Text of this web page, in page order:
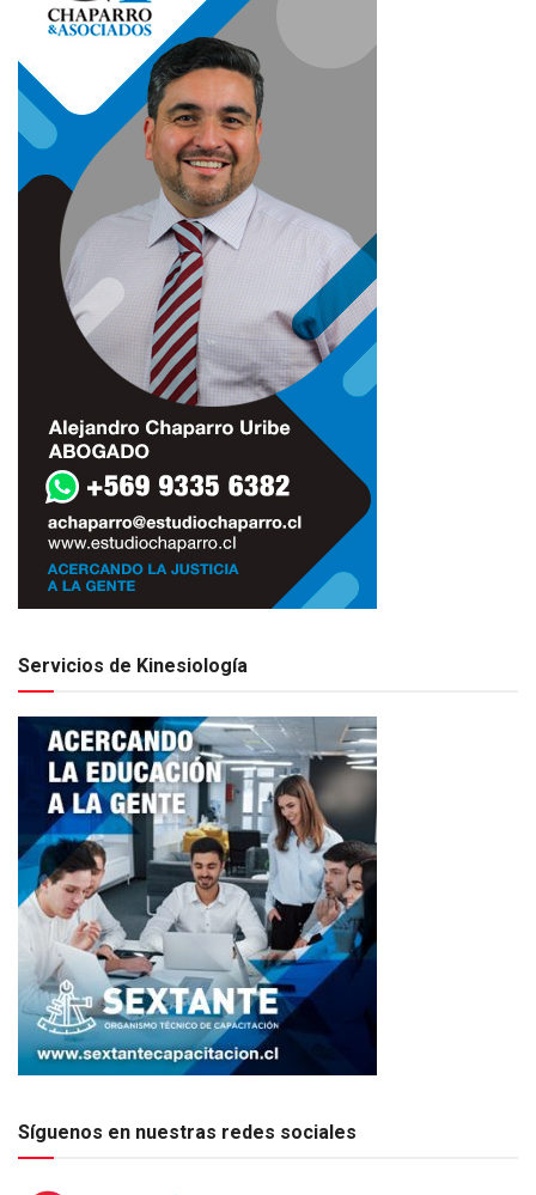
Servicios de Kinesiología
Síguenos en nuestras redes sociales